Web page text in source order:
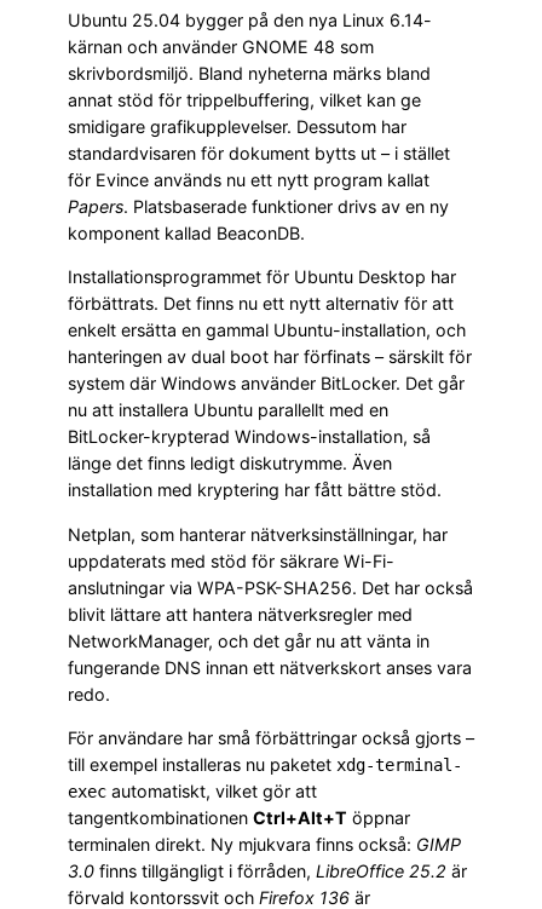
Ubuntu 25.04 bygger på den nya Linux 6.14-
kärnan och använder GNOME 48 som
skrivbordsmiljö. Bland nyheterna märks bland
annat stöd för trippelbuffering, vilket kan ge
smidigare grafikupplevelser. Dessutom har
standardvisaren för dokument bytts ut – i stället
för Evince används nu ett nytt program kallat
Papers. Platsbaserade funktioner drivs av en ny
komponent kallad BeaconDB.
Installationsprogrammet för Ubuntu Desktop har
förbättrats. Det finns nu ett nytt alternativ för att
enkelt ersätta en gammal Ubuntu-installation, och
hanteringen av dual boot har förfinats – särskilt för
system där Windows använder BitLocker. Det går
nu att installera Ubuntu parallellt med en
BitLocker-krypterad Windows-installation, så
länge det finns ledigt diskutrymme. Även
installation med kryptering har fått bättre stöd.
Netplan, som hanterar nätverksinställningar, har
uppdaterats med stöd för säkrare Wi-Fi-
anslutningar via WPA-PSK-SHA256. Det har också
blivit lättare att hantera nätverksregler med
NetworkManager, och det går nu att vänta in
fungerande DNS innan ett nätverkskort anses vara
redo.
För användare har små förbättringar också gjorts –
till exempel installeras nu paketet xdg-terminal-
exec automatiskt, vilket gör att
tangentkombinationen Ctrl+Alt+T öppnar
terminalen direkt. Ny mjukvara finns också: GIMP
3.0 finns tillgängligt i förråden, LibreOffice 25.2 är
förvald kontorssvit och Firefox 136 är